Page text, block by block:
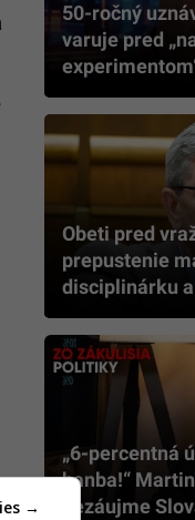
50-ročný
varuje pred
Obeti pred
prepustenie
disciplinárku
„6-percentná
hanba!“
nezáujme
→